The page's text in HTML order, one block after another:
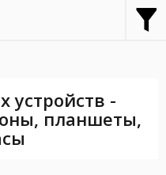
устройств -
планшеты,